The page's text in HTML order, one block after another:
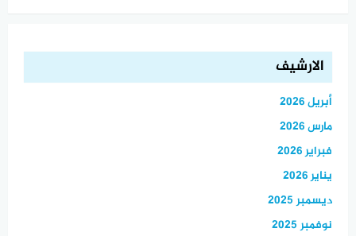
الارشيف
أبريل 2026
مارس 2026
فبراير 2026
يناير 2026
ديسمبر 2025
نوفمبر 2025